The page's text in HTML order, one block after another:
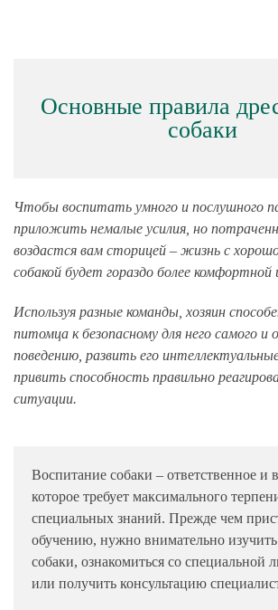
Основные правила
собаки
Чтобы воспитать умного и послушного
приложить немалые усилия, но
воздастся вам сторицей – жизнь с
собакой будет гораздо более комфортной
Используя разные команды, хозяин
питомца к безопасному для него самого
поведению, развить его
привить способность правильно
ситуации.
Воспитание собаки – ответственное и
которое требует максимального
специальных знаний. Прежде чем
обучению, нужно внимательно
собаки, ознакомиться со специальной
или получить консультацию